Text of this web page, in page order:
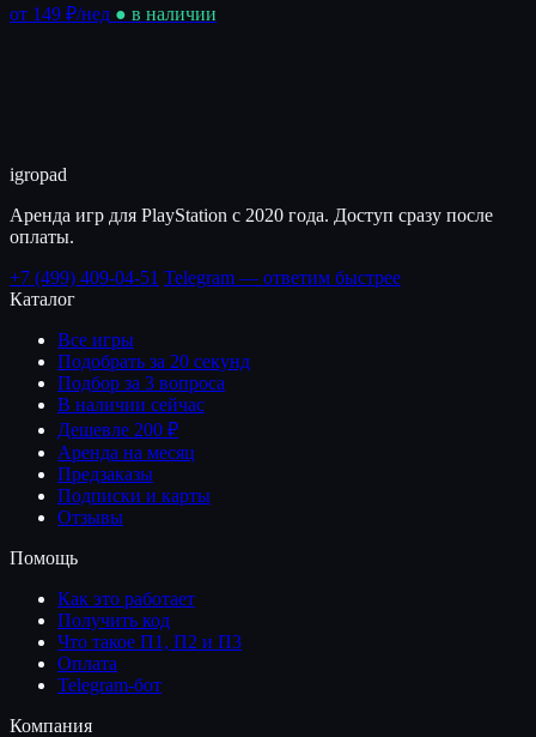
от 149 ₽/нед ● в наличии
igropad
Аренда игр для PlayStation с 2020 года. Доступ сразу после
оплаты.
+7 (499) 409-04-51 Telegram — ответим быстрее
Каталог
Все игры
Подобрать за 20 секунд
Подбор за 3 вопроса
В наличии сейчас
Дешевле 200 ₽
Аренда на месяц
Предзаказы
Подписки и карты
Отзывы
Помощь
Как это работает
Получить код
Что такое П1, П2 и П3
Оплата
Telegram-бот
Компания